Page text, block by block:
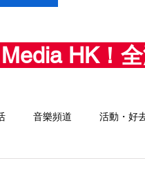
HK！
音樂頻道 活動・好